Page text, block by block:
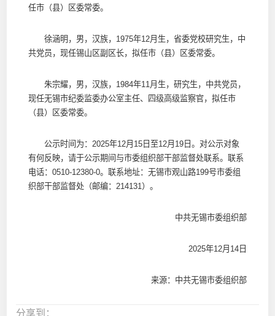
任市（县）区委常委。
徐涵明，男，汉族，1975年12月生，省委党校研究生，中
共党员，现任锡山区副区长，拟任市（县）区委常委。
朱宗耀，男，汉族，1984年11月生，研究生，中共党员，
现任无锡市纪委监委办公室主任、四级高级监察官，拟任市
（县）区委常委。
公示时间为：2025年12月15日至12月19日。对公示对象
有何反映，请于公示期间与市委组织部干部监督处联系。联系
电话：0510-12380-0。联系地址：无锡市观山路199号市委组
织部干部监督处（邮编：214131）。
中共无锡市委组织部
2025年12月14日
来源：中共无锡市委组织部
分享到：